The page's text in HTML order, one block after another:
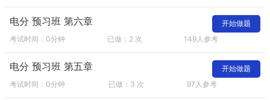
电分 预习班 第六章
考试时间：0分钟 已做：2 次 149人参考
开始做题
电分 预习班 第五章
考试时间：0分钟 已做：3 次 97人参考
开始做题